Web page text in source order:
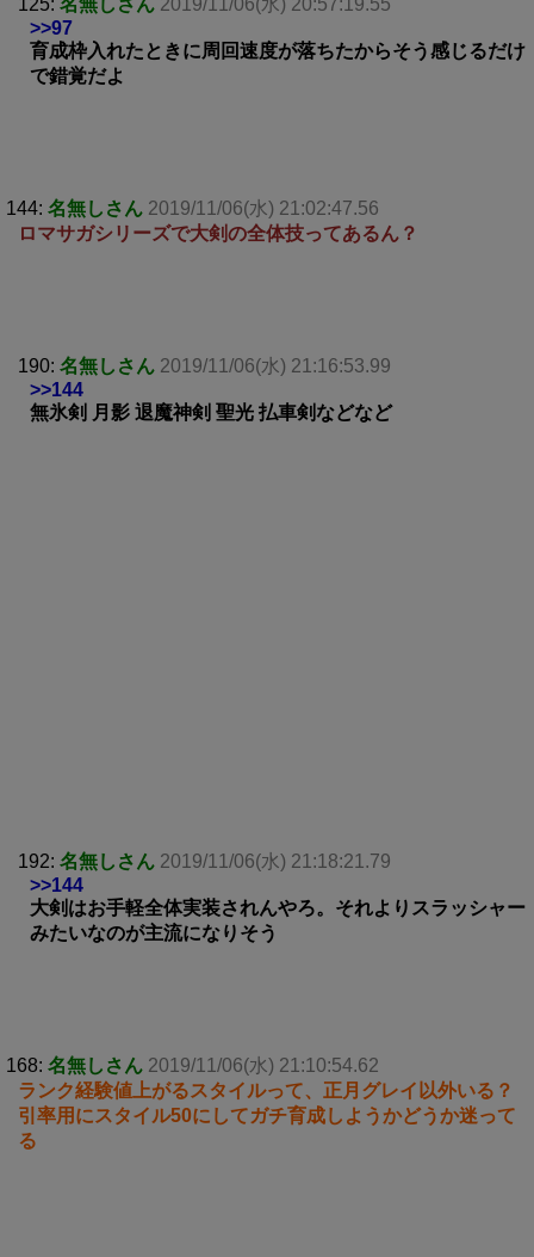
>>97
育成枠入れたときに周回速度が落ちたからそう感じるだけ
で錯覚だよ
144: 名無しさん 2019/11/06(水) 21:02:47.56
ロマサガシリーズで大剣の全体技ってあるん？
190: 名無しさん 2019/11/06(水) 21:16:53.99
>>144
無氷剣 月影 退魔神剣 聖光 払車剣などなど
192: 名無しさん 2019/11/06(水) 21:18:21.79
>>144
大剣はお手軽全体実装されんやろ。それよりスラッシャー
みたいなのが主流になりそう
168: 名無しさん 2019/11/06(水) 21:10:54.62
ランク経験値上がるスタイルって、正月グレイ以外いる？
引率用にスタイル50にしてガチ育成しようかどうか迷って
る